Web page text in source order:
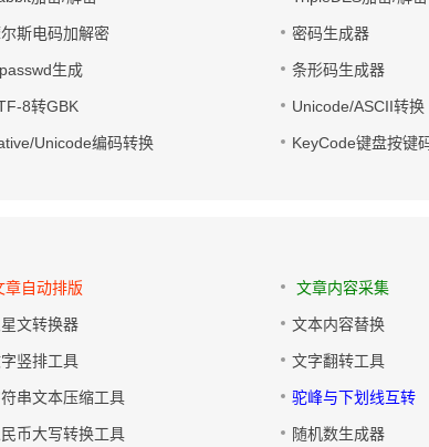
斯电码加解密 密码生成器
生成 条形码生成器
8转GBK Unicode/ASCII转换
Unicode编码转换 KeyCode键盘按键
章自动排版 文章内容采集
文转换器 文本内容替换
竖排工具 文字翻转工具
串文本压缩工具 驼峰与下划线互转
币大写转换工具 随机数生成器